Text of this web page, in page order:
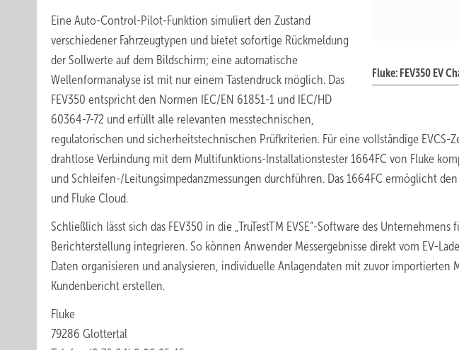
Fluke: FEV350 EV
Eine Auto-Control-Pilot-Funktion simuliert den Zustand
verschiedener Fahrzeugtypen und bietet sofortige Rückmeldung
der Sollwerte auf dem Bildschirm; eine automatische
Wellenformanalyse ist mit nur einem Tastendruck möglich. Das
FEV350 entspricht den Normen IEC/EN 61851-1 und IEC/HD
60364-7-72 und erfüllt alle relevanten messtechnischen,
regulatorischen und sicherheitstechnischen Prüfkriterien. Für eine vollständige EVCS-
drahtlose Verbindung mit dem Multifunktions-Installationstester 1664FC von Fluke
und Schleifen-/Leitungsimpedanzmessungen durchführen. Das 1664FC ermöglicht
und Fluke Cloud.
Schließlich lässt sich das FEV350 in die „TruTestTM EVSE“-Software des
Berichterstellung integrieren. So können Anwender Messergebnisse direkt vom EV-
Daten organisieren und analysieren, individuelle Anlagendaten mit zuvor importierten
Kundenbericht erstellen.
Fluke
79286 Glottertal